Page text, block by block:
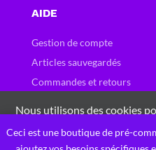
Ceci est une boutique de pré-
AIDE
Gestion de compte
Articles sauvegardés
Commandes et retours
Nous utilisons des cookies
sur notre site Web. En
notre